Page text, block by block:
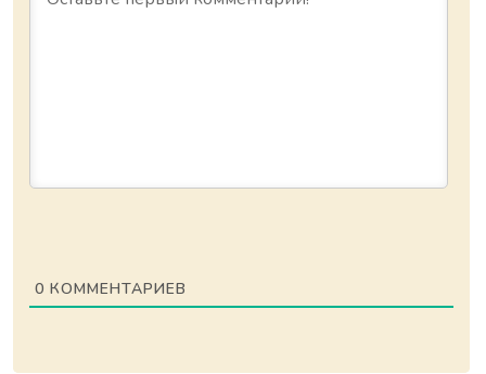
0 КОММЕНТАРИЕВ